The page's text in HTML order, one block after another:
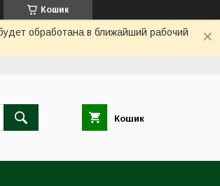
Кошик
обработана в ближайший рабочий
Кошик